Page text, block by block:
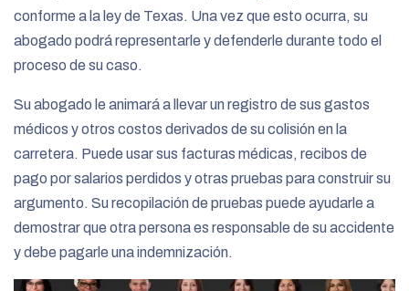
conforme a la ley de Texas. Una vez que esto ocurra, su
abogado podrá representarle y defenderle durante todo el
proceso de su caso.
Su abogado le animará a llevar un registro de sus gastos
médicos y otros costos derivados de su colisión en la
carretera. Puede usar sus facturas médicas, recibos de
pago por salarios perdidos y otras pruebas para construir su
argumento. Su recopilación de pruebas puede ayudarle a
demostrar que otra persona es responsable de su accidente
y debe pagarle una indemnización.